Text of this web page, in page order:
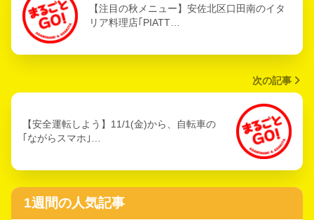
【注目の秋メニュー】安佐北区口田南のイタ
リア料理店｢PIATT…
次の記事
【安全運転しよう】11/1(金)から、自転車の
｢ながらスマホ｣…
1週間の人気記事